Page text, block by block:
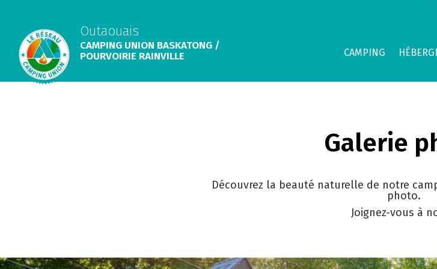
Outaouais
CAMPING UNION BASKATONG /
POURVOIRIE RAINVILLE
CAMPING
Galerie
Découvrez la beauté naturelle de notre
photo.
Joignez-vous à